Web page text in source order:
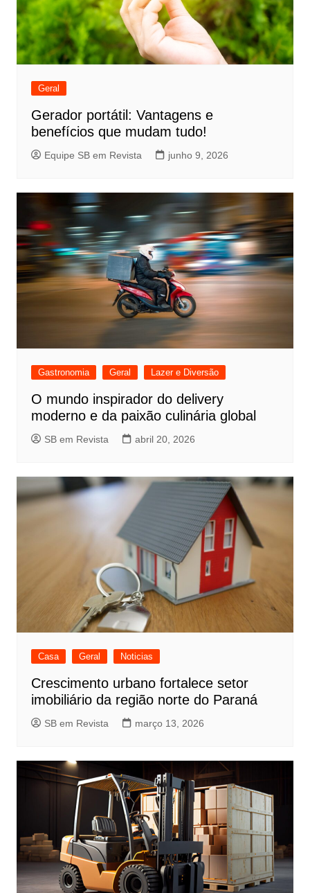
Geral
Gerador portátil: Vantagens e
benefícios que mudam tudo!
Equipe SB em Revista junho 9, 2026
Gastronomia Geral Lazer e Diversão
O mundo inspirador do delivery
moderno e da paixão culinária global
SB em Revista abril 20, 2026
Casa Geral Noticias
Crescimento urbano fortalece setor
imobiliário da região norte do Paraná
SB em Revista março 13, 2026